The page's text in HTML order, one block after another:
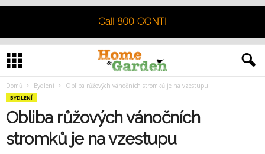
Domů Bydlení Obliba růžových vánočních stromků je na vzestupu
BYDLENÍ
Obliba růžových vánočních
stromků je na vzestupu